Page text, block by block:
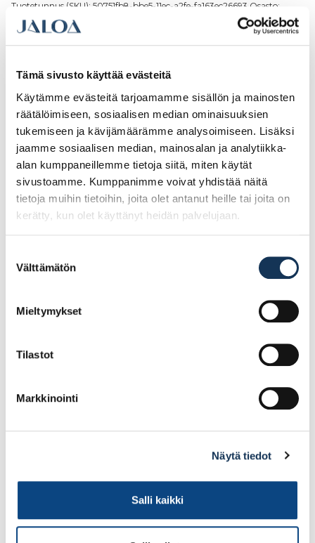
Tämä sivusto käyttää evästeitä
Käytämme evästeitä tarjoamamme sisällön ja mainosten
räätälöimiseen, sosiaalisen median ominaisuuksien
tukemiseen ja kävijämäärämme analysoimiseen. Lisäksi
jaamme sosiaalisen median, mainosalan ja analytiikka-
alan kumppaneillemme tietoja siitä, miten käytät
sivustoamme. Kumppanimme voivat yhdistää näitä
tietoja muihin tietoihin, joita olet antanut heille tai joita on
kerätty, kun olet käyttänyt heidän palvelujaan.
valinta
Välttämätön
Mieltymykset
Tilastot
Markkinointi
Näytä tiedot
Salli kaikki
Tuotetunnus (SKU): 50751fb8-bbe5-11ec-a2fe-fa163ec26693 Osasto:
POHJUSTEET
Kuvaus
Pohjuste Mapei saumausmassalle Mapesil 300°C. Käytetään
sementtipohjaisilla alustoille mm. puukiukaan taustan laatoittamisessa.
Menekki riippuen pinnan imukyvystä n. 100-300 g/m².
Tutustu myös
Erikoispohjuste CN94
Lisää tilauskoriin
Erikoispohjuste CN94
Lisää tilauskoriin